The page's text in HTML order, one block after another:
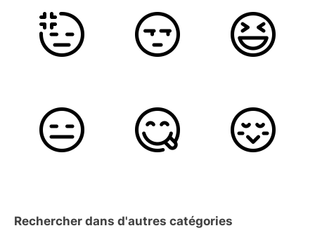
Rechercher dans d'autres catégories